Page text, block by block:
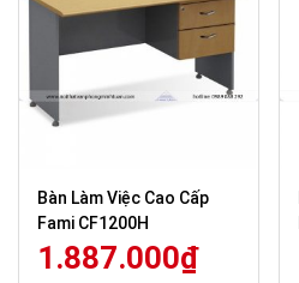
Bàn Làm Việc Cao Cấp
Fami CF1200H
1.887.000₫